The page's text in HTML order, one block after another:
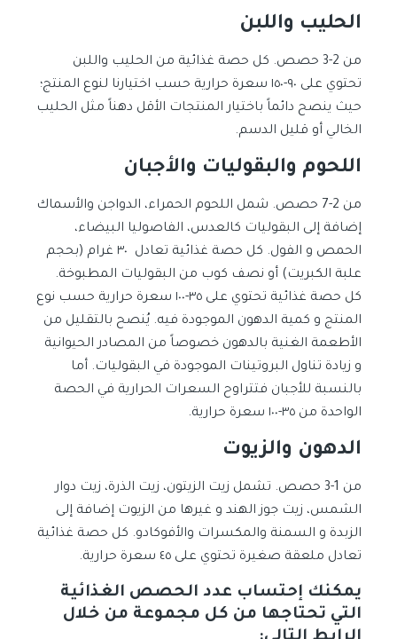
الحليب واللبن
من 2-3 حصص. كل حصة غذائية من الحليب واللبن
تحتوي على ٩٠-١٥٠ سعرة حرارية حسب اختيارنا لنوع المنتج؛
حيث ينصح دائماً باختيار المنتجات الأقل دهناً مثل الحليب
الخالي أو قليل الدسم.
اللحوم والبقوليات والأجبان
من 2-7 حصص. شمل اللحوم الحمراء، الدواجن والأسماك
إضافة إلى البقوليات كالعدس، الفاصوليا البيضاء،
الحمص و الفول. كل حصة غذائية تعادل ٣٠ غرام (بحجم
علبة الكبريت) أو نصف كوب من البقوليات المطبوخة.
كل حصة غذائية تحتوي على ٣٥-١٠٠ سعرة حرارية حسب نوع
المنتج و كمية الدهون الموجودة فيه. يُنصح بالتقليل من
الأطعمة الغنية بالدهون خصوصاً من المصادر الحيوانية
و زيادة تناول البروتينات الموجودة في البقوليات. أما
بالنسبة للأجبان فتتراوح السعرات الحرارية في الحصة
الواحدة من ٣٥-١٠٠ سعرة حرارية.
الدهون والزيوت
من 1-3 حصص. تشمل زيت الزيتون، زيت الذرة، زيت دوار
الشمس، زيت جوز الهند و غيرها من الزيوت إضافة إلى
الزبدة و السمنة والمكسرات والأفوكادو. كل حصة غذائية
تعادل ملعقة صغيرة تحتوي على ٤٥ سعرة حرارية.
يمكنك إحتساب عدد الحصص الغذائية
التي تحتاجها من كل مجموعة من خلال